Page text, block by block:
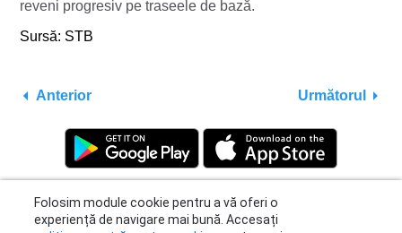
reveni progresiv pe traseele de bază.
Sursă: STB
Anterior Următorul
Folosim module cookie pentru a vă oferi o
experiență de navigare mai bună. Accesați